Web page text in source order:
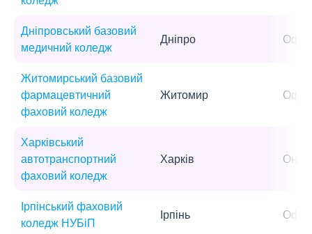
Дніпровський базовий
медичний коледж
Дніпро
Житомирський базовий
фармацевтичний
фаховий коледж
Житомир
Харківський
автотранспортний
фаховий коледж
Харків
Ірпінський фаховий
коледж НУБіП
Ірпінь